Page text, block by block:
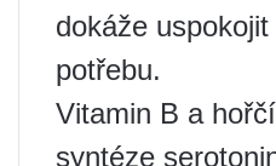
dokáže
potřebu.
Vitamin B a
syntéze